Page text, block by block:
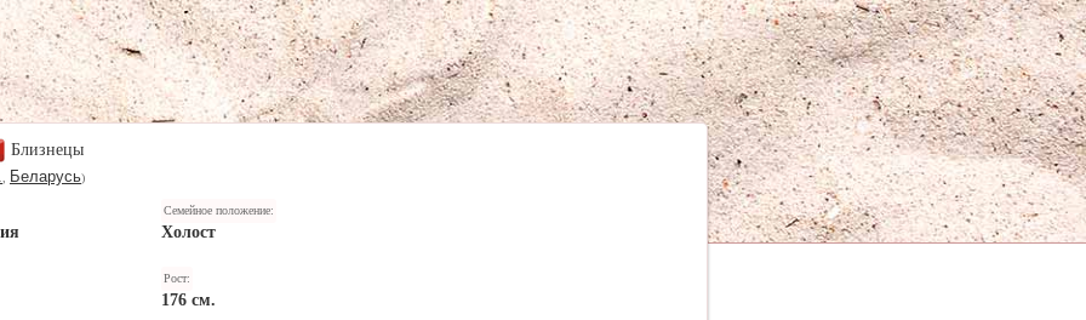
Близнецы
Беларусь)
Семейное положение:
Холост
Рост:
176 см.